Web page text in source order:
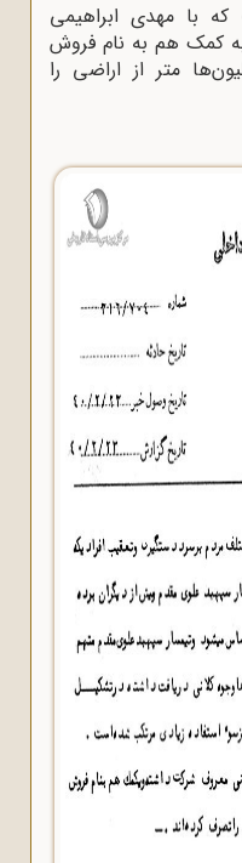
با مهدی ابراهیمی
کمک هم به نام فروش
متر از اراضی را